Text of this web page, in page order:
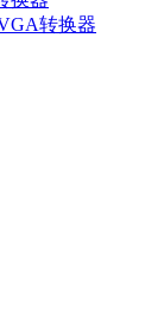
转换器